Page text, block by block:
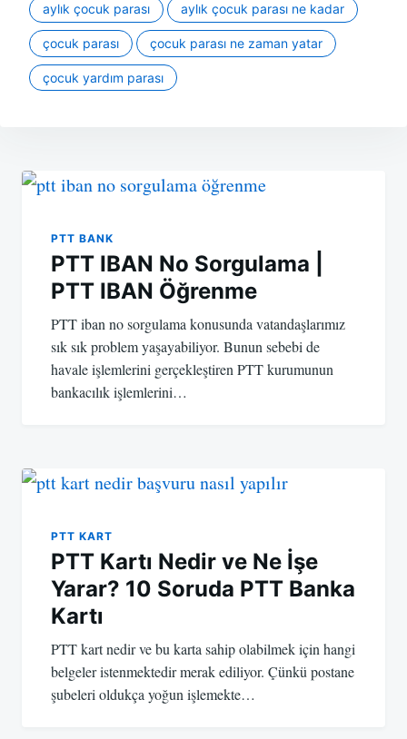
aylık çocuk parası aylık çocuk parası ne kadar
çocuk parası çocuk parası ne zaman yatar
çocuk yardım parası
gezinmesi
PTT BANK
PTT IBAN No Sorgulama |
PTT IBAN Öğrenme
PTT iban no sorgulama konusunda vatandaşlarımız
sık sık problem yaşayabiliyor. Bunun sebebi de
havale işlemlerini gerçekleştiren PTT kurumunun
bankacılık işlemlerini…
PTT KART
PTT Kartı Nedir ve Ne İşe
Yarar? 10 Soruda PTT Banka
Kartı
PTT kart nedir ve bu karta sahip olabilmek için hangi
belgeler istenmektedir merak ediliyor. Çünkü postane
şubeleri oldukça yoğun işlemekte…